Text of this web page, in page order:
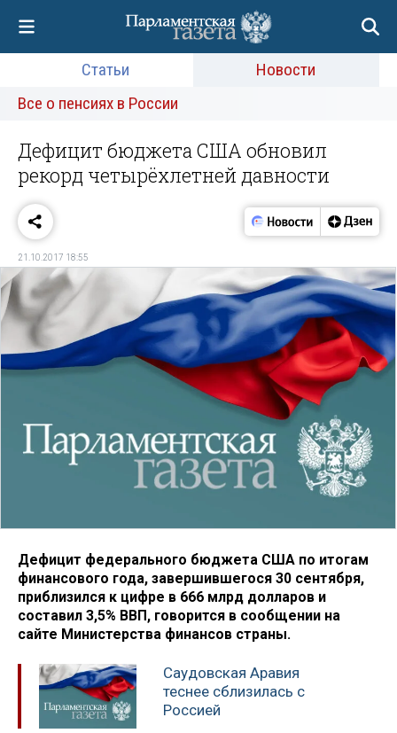
Статьи
Новости
Все о пенсиях в России
Дефицит бюджета США обновил
рекорд четырёхлетней давности
21.10.2017 18:55
Дефицит федерального бюджета США по итогам
финансового года, завершившегося 30 сентября,
приблизился к цифре в 666 млрд долларов и
составил 3,5% ВВП, говорится в сообщении на
сайте Министерства финансов страны.
Саудовская Аравия
теснее сблизилась с
Россией